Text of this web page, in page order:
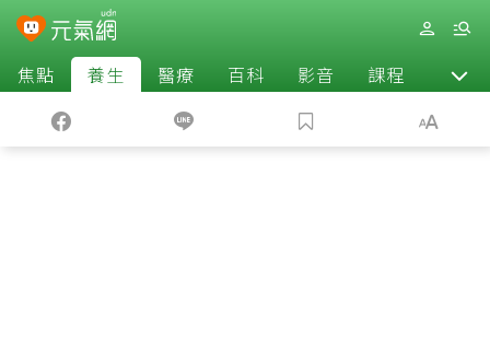
焦點 養生 醫療 百科 影音 課程 退休